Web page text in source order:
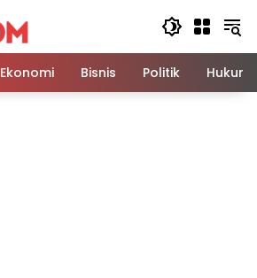
Ekonomi Bisnis Politik Hukum